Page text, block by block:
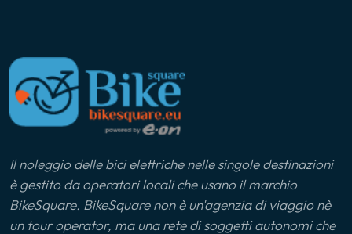
Il noleggio delle bici elettriche nelle singole destinazioni
è gestito da operatori locali che usano il marchio
BikeSquare. BikeSquare non è un'agenzia di viaggio nè
un tour operator, ma una rete di soggetti autonomi che